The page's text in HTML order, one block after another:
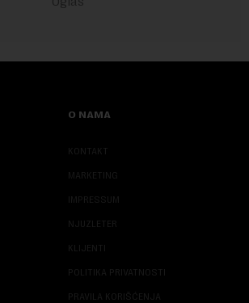
O NAMA
KONTAKT
MARKETING
IMPRESSUM
NJUZLETER
KLIJENTI
POLITIKA PRIVATNOSTI
PRAVILA KORIŠĆENJA